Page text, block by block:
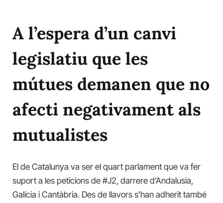
A l’espera d’un canvi
legislatiu que les
mútues demanen que no
afecti negativament als
mutualistes
El de Catalunya va ser el quart parlament que va fer
suport a les peticions de #J2, darrere d’Andalusia,
Galícia i Cantàbria. Des de llavors s’han adherit també